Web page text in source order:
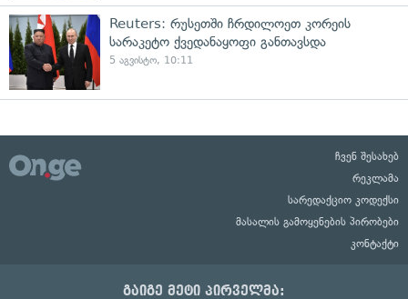
Reuters: რუსეთში ჩრდილოეთ კორეის
სარაკეტო ქვედანაყოფი განთავსდა
5 აგვისტო, 10:11
ჩვენ შესახებ
რეკლამა
სარედაქციო კოდექსი
მასალის გამოყენების პირობები
კონტაქტი
გაიგე მეტი პირველმა: